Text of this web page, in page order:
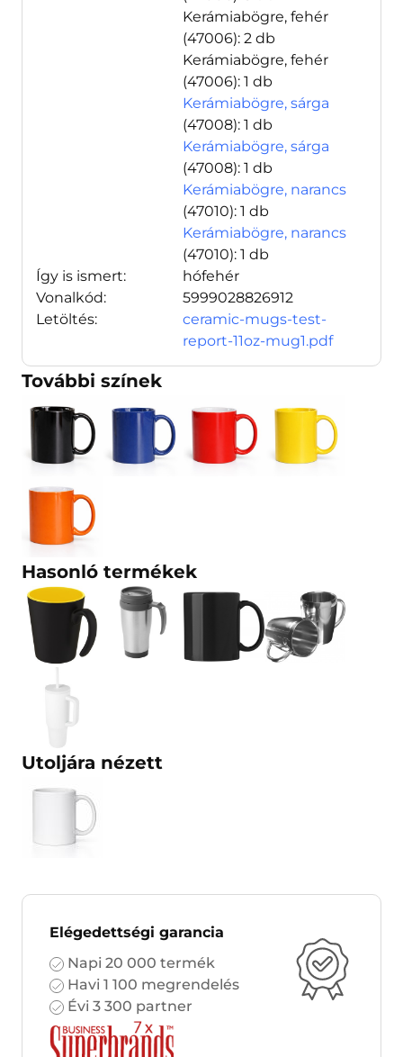
Kerámiabögre, fehér
(47006): 2 db
Kerámiabögre, fehér
(47006): 1 db
Kerámiabögre, sárga
(47008): 1 db
Kerámiabögre, sárga
(47008): 1 db
Kerámiabögre, narancs
(47010): 1 db
Kerámiabögre, narancs
(47010): 1 db
Így is ismert:
hófehér
Vonalkód:
5999028826912
Letöltés:
ceramic-mugs-test-
report-11oz-mug1.pdf
További színek
Hasonló termékek
Utoljára nézett
Elégedettségi garancia
Napi 20 000 termék
Havi 1 100 megrendelés
Évi 3 300 partner